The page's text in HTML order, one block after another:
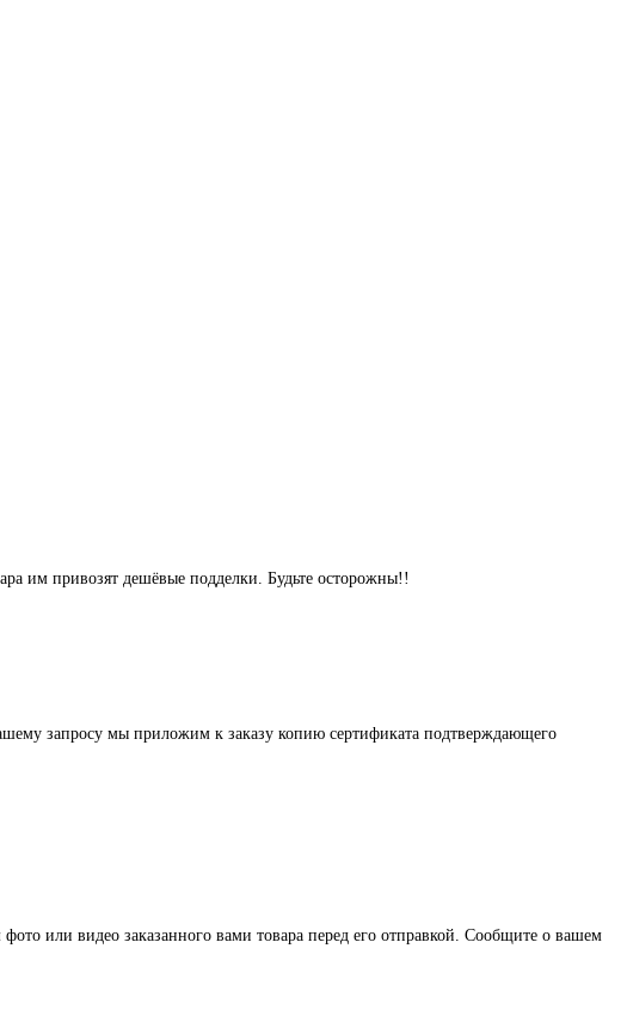
им привозят дешёвые подделки. Будьте осторожны!!
запросу мы приложим к заказу копию сертификата подтверждающего
или видео заказанного вами товара перед его отправкой. Сообщите о вашем